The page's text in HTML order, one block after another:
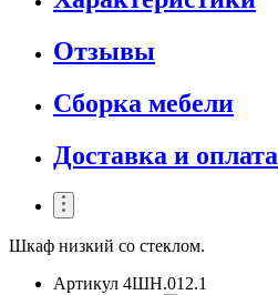
Отзывы
Сборка мебели
Доставка и оплата
Шкаф низкий со стеклом.
Артикул 4ШН.012.1